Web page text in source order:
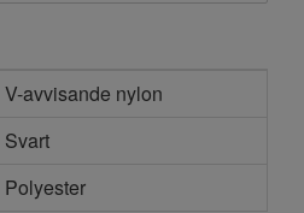
V-avvisande nylon
Svart
Polyester